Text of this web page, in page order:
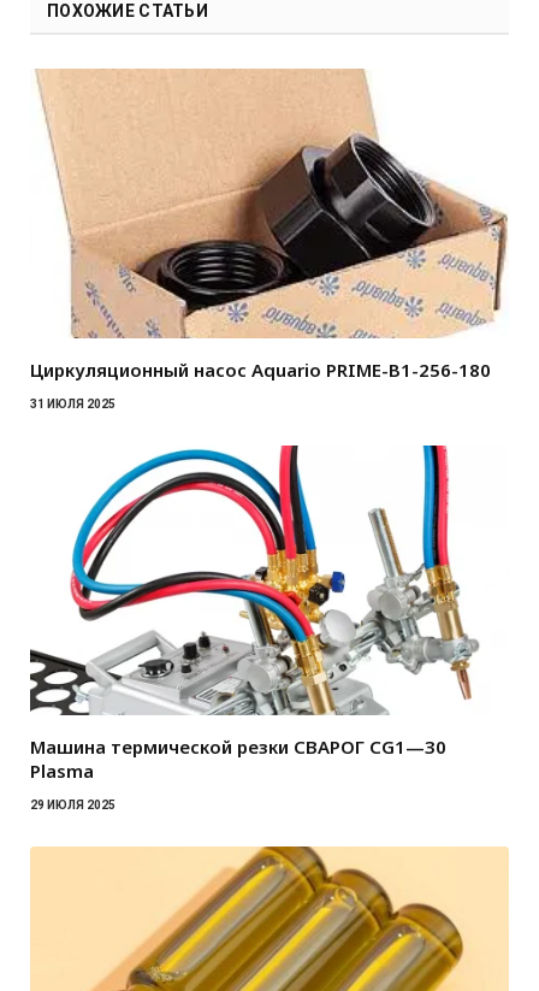
ПОХОЖИЕ СТАТЬИ
Циркуляционный насос Aquario PRIME-B1-256-180
31 ИЮЛЯ 2025
Машина термической резки СВАРОГ CG1—30
Plasma
29 ИЮЛЯ 2025